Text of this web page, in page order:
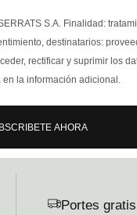
S.A. Finalidad:
destinatarios:
rectificar y suprimir los
la información adicional.
AHORA
Portes